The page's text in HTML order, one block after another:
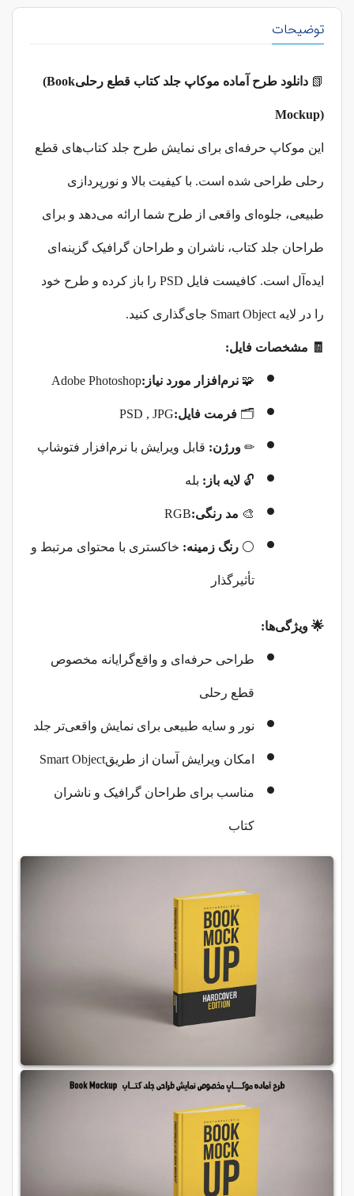
توضیحات
📗 دانلود طرح آماده موکاپ جلد کتاب قطع رحلی(Book
Mockup)
این موکاپ حرفه‌ای برای نمایش طرح جلد کتاب‌های قطع
رحلی طراحی شده است. با کیفیت بالا و نورپردازی
طبیعی، جلوه‌ای واقعی از طرح شما ارائه می‌دهد و برای
طراحان جلد کتاب، ناشران و طراحان گرافیک گزینه‌ای
ایده‌آل است. کافیست فایل PSD را باز کرده و طرح خود
را در لایه Smart Object جای‌گذاری کنید.
🧾 مشخصات فایل:
🧩 نرم‌افزار مورد نیاز :
Adobe Photoshop
🗂 فرمت فایل:
PSD , JPG
✏ ورژن: قابل ویرایش با نرم‌افزار فتوشاپ
🔓 لایه باز : بله
🎨 مد رنگی:
RGB
⚪ رنگ زمینه: خاکستری با محتوای مرتبط و
تأثیرگذار
🌟 ویژگی‌ها:
طراحی حرفه‌ای و واقع‌گرایانه مخصوص
قطع رحلی
نور و سایه طبیعی برای نمایش واقعی‌تر جلد
امکان ویرایش آسان از طریقSmart Object
مناسب برای طراحان گرافیک و ناشران
کتاب